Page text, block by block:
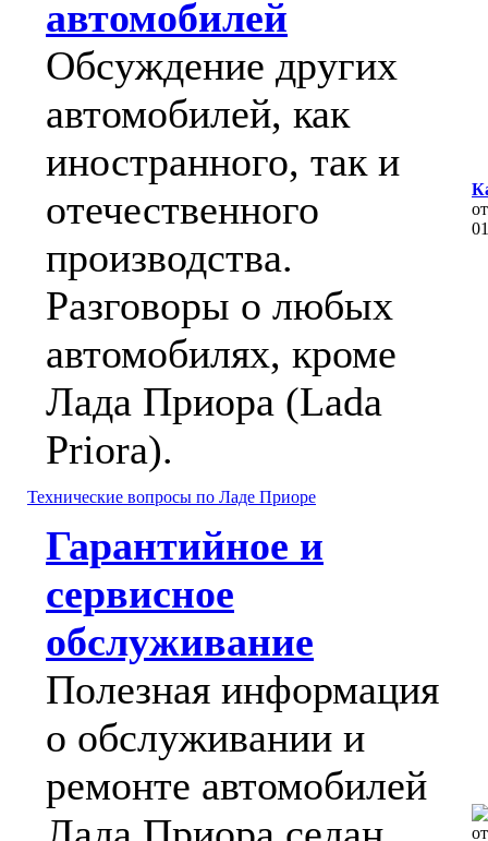
автомобилей
Обсуждение других
автомобилей, как
иностранного, так и
отечественного
производства.
Разговоры о любых
автомобилях, кроме
Лада Приора (Lada
Priora).
Технические вопросы по Ладе Приоре
Гарантийное и
сервисное
обслуживание
Полезная информация
о обслуживании и
ремонте автомобилей